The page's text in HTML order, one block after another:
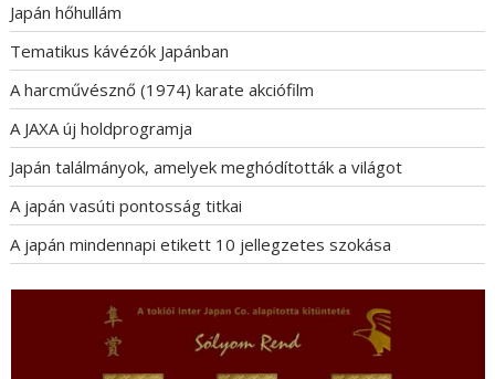
Japán hőhullám
Tematikus kávézók Japánban
A harcművésznő (1974) karate akciófilm
A JAXA új holdprogramja
Japán találmányok, amelyek meghódították a világot
A japán vasúti pontosság titkai
A japán mindennapi etikett 10 jellegzetes szokása